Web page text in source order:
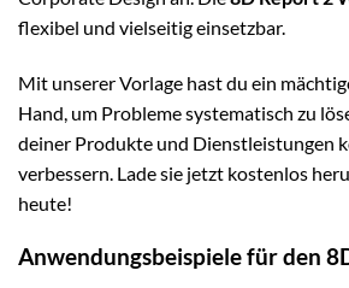
flexibel und vielseitig einsetzbar.
Mit unserer Vorlage hast du ein
Hand, um Probleme systematisch zu
deiner Produkte und Dienstleistungen
verbessern. Lade sie jetzt kostenlos
heute!
Anwendungsbeispiele für den